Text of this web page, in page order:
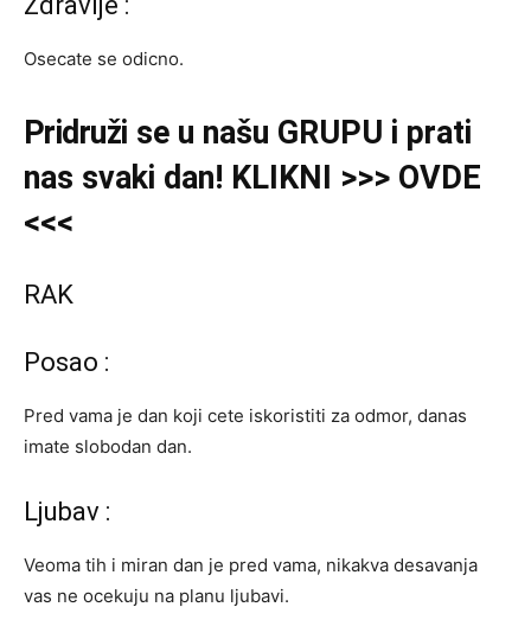
Osecate se odicno.
Pridruži se u našu GRUPU i prati
nas svaki dan! KLIKNI >>> OVDE
<<<
RAK
Posao :
Pred vama je dan koji cete iskoristiti za odmor, danas
imate slobodan dan.
Ljubav :
Veoma tih i miran dan je pred vama, nikakva desavanja
vas ne ocekuju na planu ljubavi.